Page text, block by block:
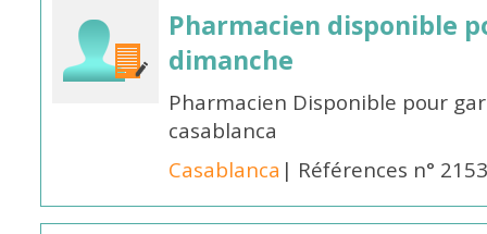
Pharmacien disponible
dimanche
Pharmacien Disponible pour
casablanca
Casablanca | Références n°